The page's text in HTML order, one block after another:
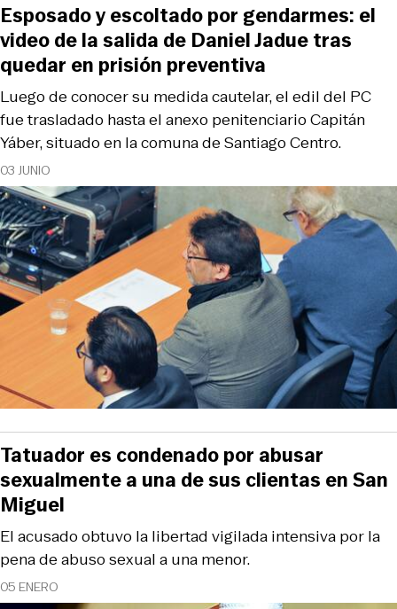
03 JUNIO
Luego de conocer su medida cautelar, el edil del PC
fue trasladado hasta el anexo penitenciario Capitán
Yáber, situado en la comuna de Santiago Centro.
Esposado y escoltado por gendarmes: el
video de la salida de Daniel Jadue tras
quedar en prisión preventiva
05 ENERO
El acusado obtuvo la libertad vigilada intensiva por la
pena de abuso sexual a una menor.
Tatuador es condenado por abusar
sexualmente a una de sus clientas en San
Miguel